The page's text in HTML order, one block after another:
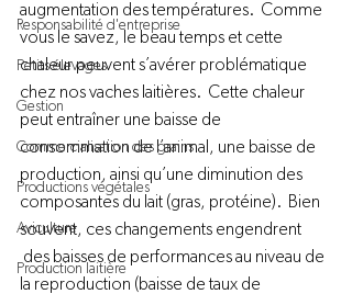
Responsabilité d'entreprise
Petits élevages
Gestion
Commercialisation des grains
Productions végétales
Aviculture
Production laitière
augmentation des températures.  Comme
vous le savez, le beau temps et cette
chaleur peuvent s’avérer problématique
chez nos vaches laitières.  Cette chaleur
peut entraîner une baisse de
consommation de l’animal, une baisse de
production, ainsi qu’une diminution des
composantes du lait (gras, protéine).  Bien
souvent, ces changements engendrent
des baisses de performances au niveau de
la reproduction (baisse de taux de